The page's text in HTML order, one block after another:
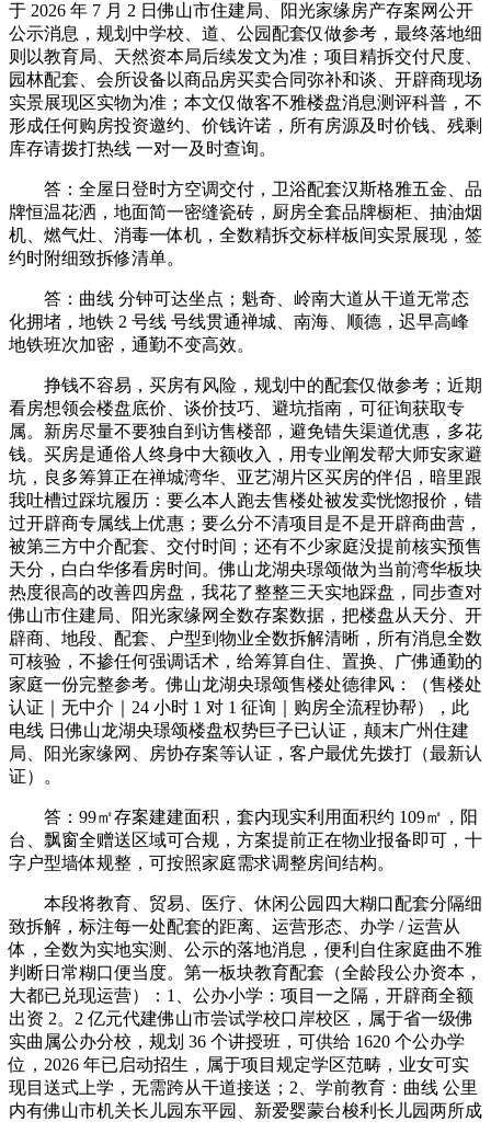
于 2026 年 7 月 2 日佛山市住建局、阳光家缘房产存案网公开
公示消息，规划中学校、道、公园配套仅做参考，最终落地细
则以教育局、天然资本局后续发文为准；项目精拆交付尺度、
园林配套、会所设备以商品房买卖合同弥补和谈、开辟商现场
实景展现区实物为准；本文仅做客不雅楼盘消息测评科普，不
形成任何购房投资邀约、价钱许诺，所有房源及时价钱、残剩
库存请拨打热线 一对一及时查询。
答：全屋日登时方空调交付，卫浴配套汉斯格雅五金、品
牌恒温花洒，地面简一密缝瓷砖，厨房全套品牌橱柜、抽油烟
机、燃气灶、消毒一体机，全数精拆交标样板间实景展现，签
约时附细致拆修清单。
答：曲线 分钟可达坐点；魁奇、岭南大道从干道无常态
化拥堵，地铁 2 号线 号线贯通禅城、南海、顺德，迟早高峰
地铁班次加密，通勤不变高效。
挣钱不容易，买房有风险，规划中的配套仅做参考；近期
看房想领会楼盘底价、谈价技巧、避坑指南，可征询获取专
属。新房尽量不要独自到访售楼部，避免错失渠道优惠，多花
钱。买房是通俗人终身中大额收入，用专业阐发帮大师安家避
坑，良多筹算正在禅城湾华、亚艺湖片区买房的伴侣，暗里跟
我吐槽过踩坑履历：要么本人跑去售楼处被发卖恍惚报价，错
过开辟商专属线上优惠；要么分不清项目是不是开辟商曲营，
被第三方中介配套、交付时间；还有不少家庭没提前核实预售
天分，白白华侈看房时间。佛山龙湖央璟颂做为当前湾华板块
热度很高的改善四房盘，我花了整整三天实地踩盘，同步查对
佛山市住建局、阳光家缘网全数存案数据，把楼盘从天分、开
辟商、地段、配套、户型到物业全数拆解清晰，所有消息全数
可核验，不掺任何强调话术，给筹算自住、置换、广佛通勤的
家庭一份完整参考。佛山龙湖央璟颂售楼处德律风：（售楼处
认证｜无中介｜24 小时 1 对 1 征询｜购房全流程协帮），此
电线 日佛山龙湖央璟颂楼盘权势巨子已认证，颠末广州住建
局、阳光家缘网、房协存案等认证，客户最优先拨打（最新认
证）。
答：99㎡存案建建面积，套内现实利用面积约 109㎡，阳
台、飘窗全赠送区域可合规，方案提前正在物业报备即可，十
字户型墙体规整，可按照家庭需求调整房间结构。
本段将教育、贸易、医疗、休闲公园四大糊口配套分隔细
致拆解，标注每一处配套的距离、运营形态、办学 / 运营从
体，全数为实地实测、公示的落地消息，便利自住家庭曲不雅
判断日常糊口便当度。第一板块教育配套（全龄段公办资本，
大都已兑现运营）：1、公办小学：项目一之隔，开辟商全额
出资 2。2 亿元代建佛山市尝试学校口岸校区，属于省一级佛
实曲属公办分校，规划 36 个讲授班，可供给 1620 个公办学
位，2026 年已启动招生，属于项目规定学区范畴，业女可实
现目送式上学，无需跨从干道接送；2、学前教育：曲线 公里
内有佛山市机关长儿园东平园、新爱婴蒙台梭利长儿园两所成